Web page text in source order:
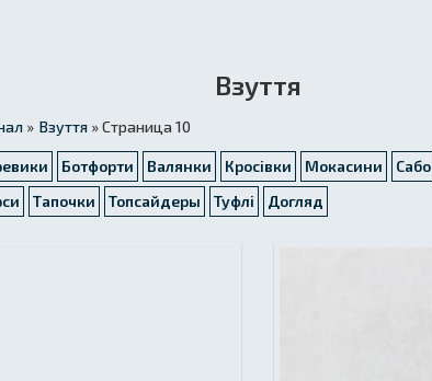
Взуття
» Взуття » Страница 10
Ботфорти Валянки Кросівки Мокасини Сабо
Тапочки Топсайдеры Туфлі Догляд